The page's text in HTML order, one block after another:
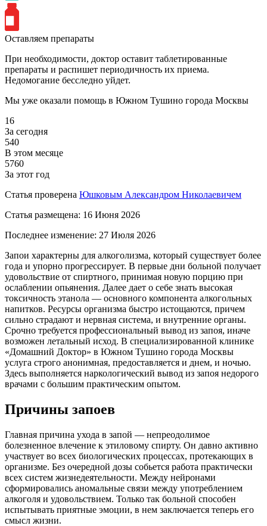
Оставляем препараты
При необходимости, доктор оставит таблетированные
препараты и распишет периодичность их приема.
Недомогание бесследно уйдет.
Мы уже оказали помощь в Южном Тушино города Москвы
16
За сегодня
540
В этом месяце
5760
За этот год
Статья проверена Юшковым Александром Николаевичем
Статья размещена: 16 Июня 2026
Последнее изменение: 27 Июля 2026
Запои характерны для алкоголизма, который существует более
года и упорно прогрессирует. В первые дни больной получает
удовольствие от спиртного, принимая новую порцию при
ослаблении опьянения. Далее дает о себе знать высокая
токсичность этанола — основного компонента алкогольных
напитков. Ресурсы организма быстро истощаются, причем
сильно страдают и нервная система, и внутренние органы.
Срочно требуется профессиональный вывод из запоя, иначе
возможен летальный исход. В специализированной клинике
«Домашний Доктор» в Южном Тушино города Москвы
услуга строго анонимная, предоставляется и днем, и ночью.
Здесь выполняется наркологический вывод из запоя недорого
врачами с большим практическим опытом.
Причины запоев
Главная причина ухода в запой — непреодолимое
болезненное влечение к этиловому спирту. Он давно активно
участвует во всех биологических процессах, протекающих в
организме. Без очередной дозы собьется работа практически
всех систем жизнедеятельности. Между нейронами
сформировались аномальные связи между употреблением
алкоголя и удовольствием. Только так больной способен
испытывать приятные эмоции, в нем заключается теперь его
смысл жизни.